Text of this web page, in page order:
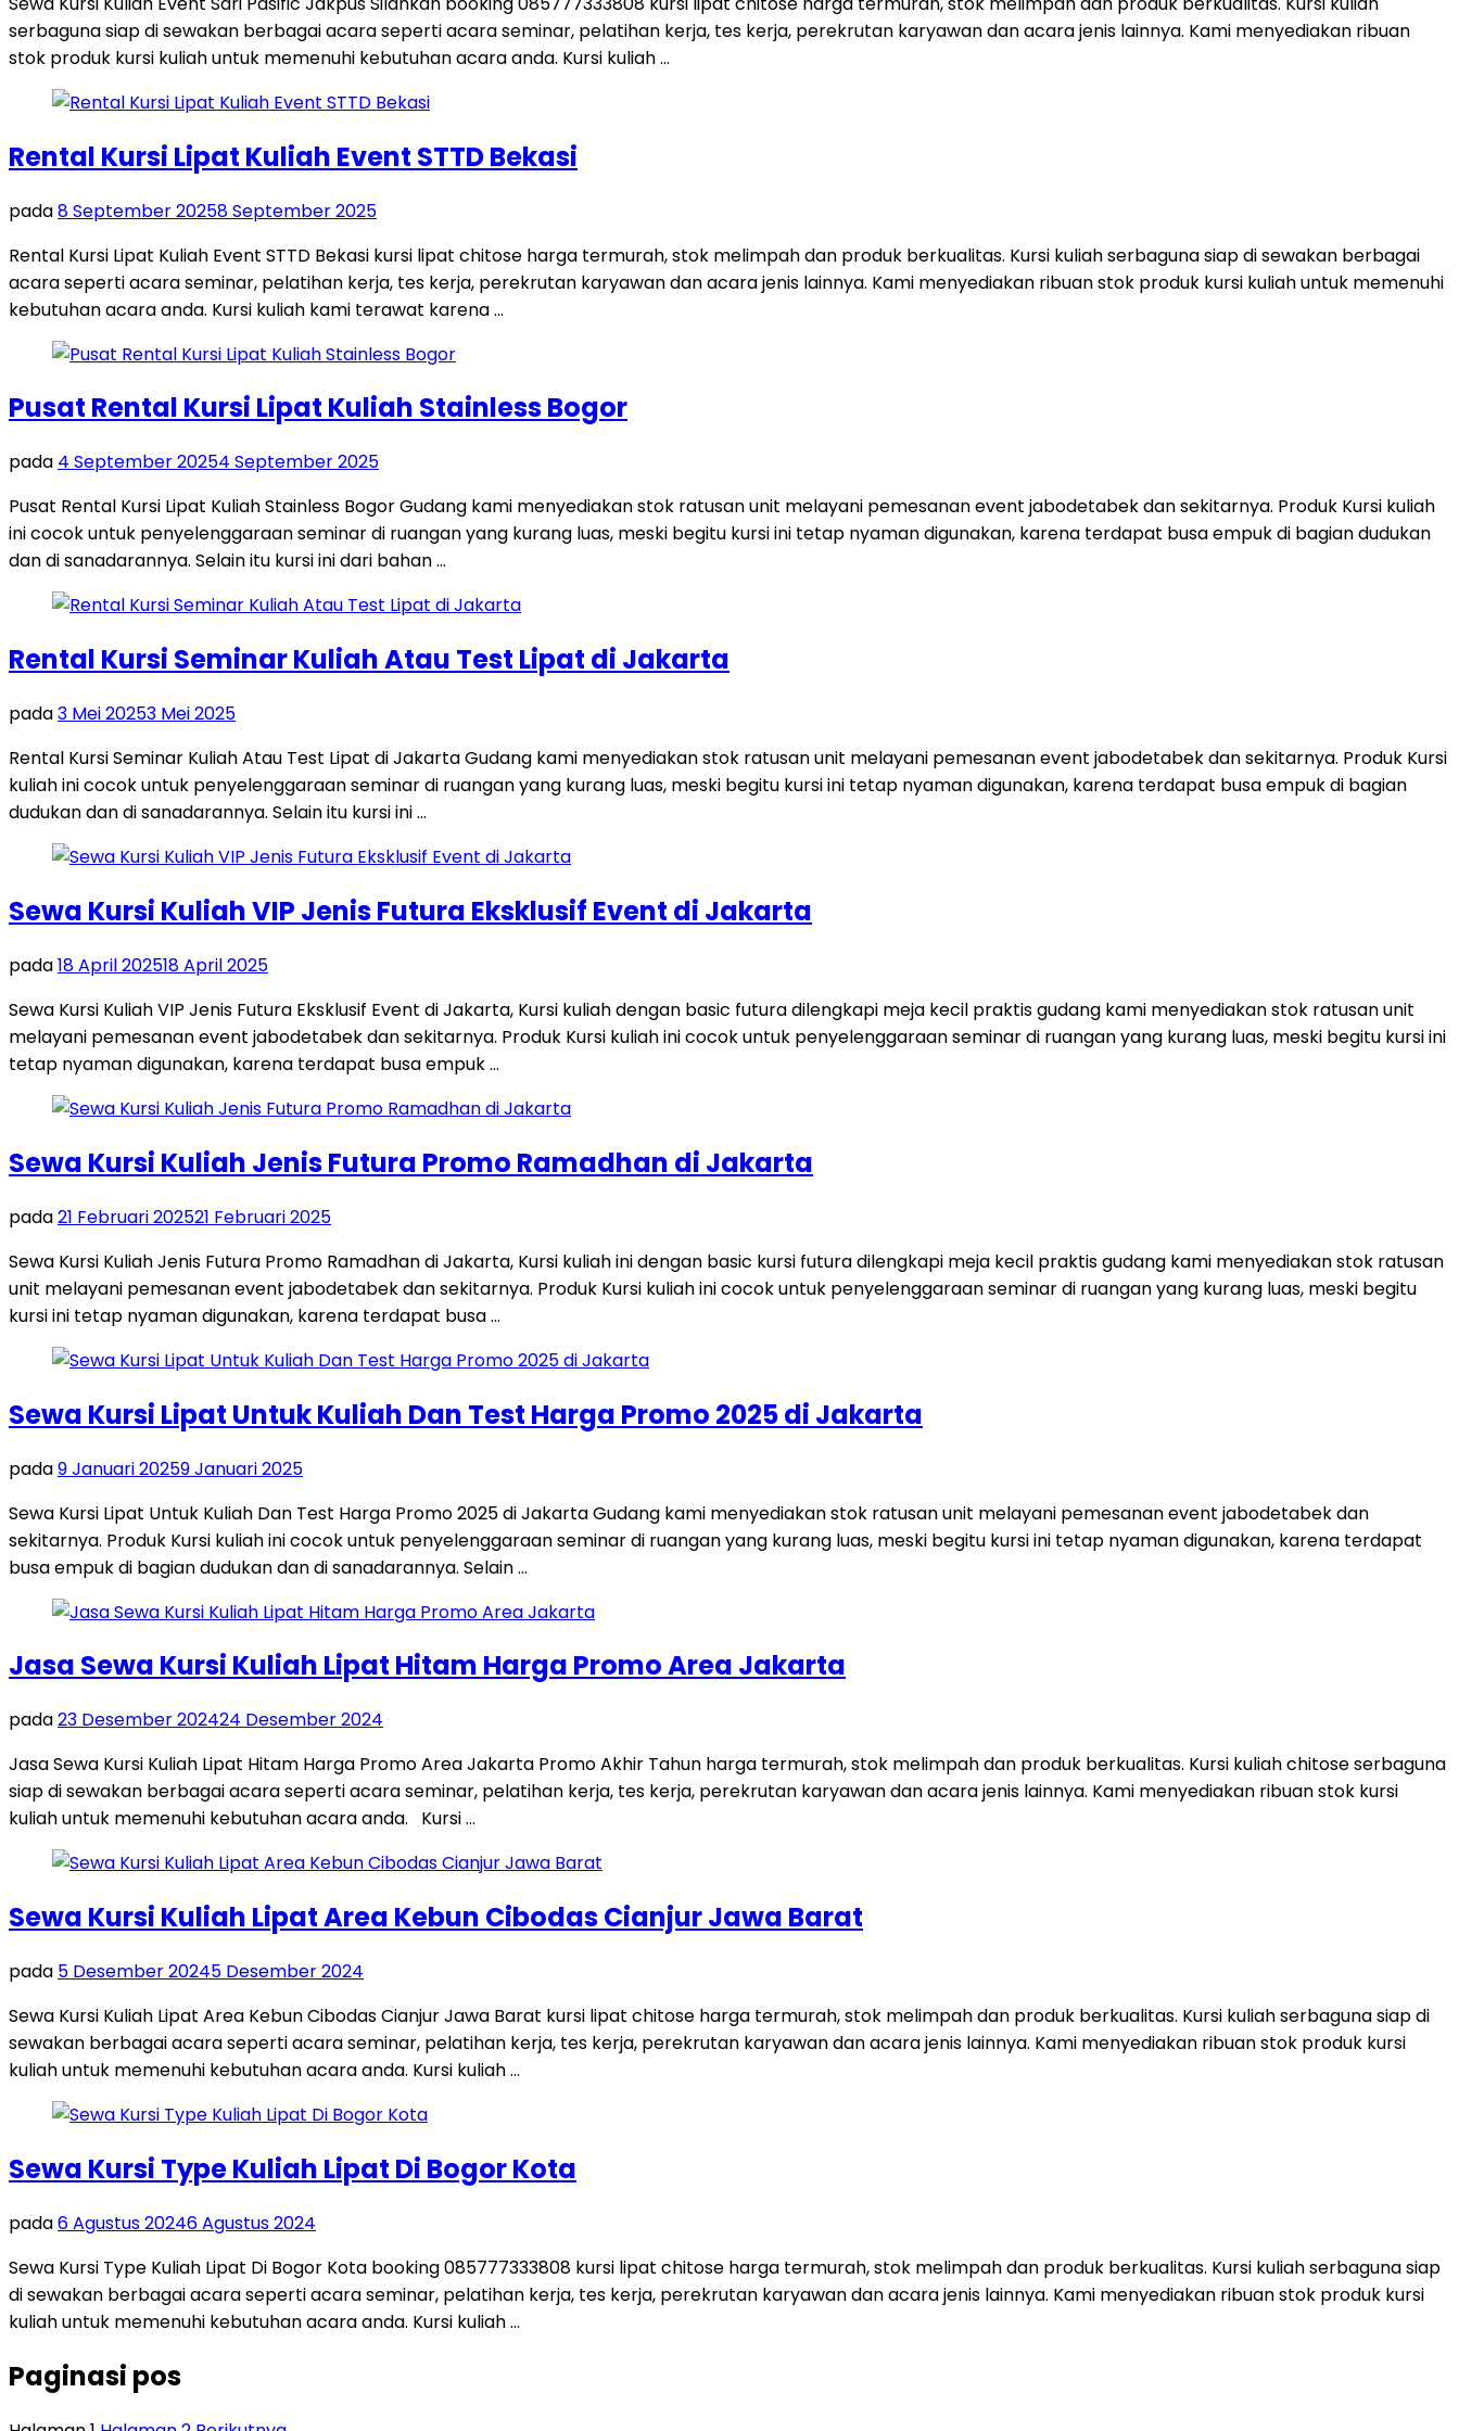
serbaguna siap di sewakan berbagai acara seperti acara seminar, pelatihan kerja, tes kerja, perekrutan karyawan dan acara jenis lainnya. Kami menyediakan ribuan
stok produk kursi kuliah untuk memenuhi kebutuhan acara anda. Kursi kuliah …
Rental Kursi Lipat Kuliah Event STTD Bekasi
pada8 September 20258 September 2025
Rental Kursi Lipat Kuliah Event STTD Bekasi kursi lipat chitose harga termurah, stok melimpah dan produk berkualitas. Kursi kuliah serbaguna siap di sewakan berbagai
acara seperti acara seminar, pelatihan kerja, tes kerja, perekrutan karyawan dan acara jenis lainnya. Kami menyediakan ribuan stok produk kursi kuliah untuk memenuhi
kebutuhan acara anda. Kursi kuliah kami terawat karena …
Pusat Rental Kursi Lipat Kuliah Stainless Bogor
pada 4 September 20254 September 2025
Pusat Rental Kursi Lipat Kuliah Stainless Bogor Gudang kami menyediakan stok ratusan unit melayani pemesanan event jabodetabek dan sekitarnya. Produk Kursi kuliah
ini cocok untuk penyelenggaraan seminar di ruangan yang kurang luas, meski begitu kursi ini tetap nyaman digunakan, karena terdapat busa empuk di bagian dudukan
dan di sanadarannya. Selain itu kursi ini dari bahan …
Rental Kursi Seminar Kuliah Atau Test Lipat di Jakarta
pada3 Mei 20253 Mei 2025
Rental Kursi Seminar Kuliah Atau Test Lipat di Jakarta Gudang kami menyediakan stok ratusan unit melayani pemesanan event jabodetabek dan sekitarnya. Produk Kursi
kuliah ini cocok untuk penyelenggaraan seminar di ruangan yang kurang luas, meski begitu kursi ini tetap nyaman digunakan, karena terdapat busa empuk di bagian
dudukan dan di sanadarannya. Selain itu kursi ini …
Sewa Kursi Kuliah VIP Jenis Futura Eksklusif Event di Jakarta
pada18 April 202518 April 2025
Sewa Kursi Kuliah VIP Jenis Futura Eksklusif Event di Jakarta, Kursi kuliah dengan basic futura dilengkapi meja kecil praktis gudang kami menyediakan stok ratusan unit
melayani pemesanan event jabodetabek dan sekitarnya. Produk Kursi kuliah ini cocok untuk penyelenggaraan seminar di ruangan yang kurang luas, meski begitu kursi ini
tetap nyaman digunakan, karena terdapat busa empuk …
Sewa Kursi Kuliah Jenis Futura Promo Ramadhan di Jakarta
pada21 Februari 202521 Februari 2025
Sewa Kursi Kuliah Jenis Futura Promo Ramadhan di Jakarta, Kursi kuliah ini dengan basic kursi futura dilengkapi meja kecil praktis gudang kami menyediakan stok ratusan
unit melayani pemesanan event jabodetabek dan sekitarnya. Produk Kursi kuliah ini cocok untuk penyelenggaraan seminar di ruangan yang kurang luas, meski begitu
kursi ini tetap nyaman digunakan, karena terdapat busa …
Sewa Kursi Lipat Untuk Kuliah Dan Test Harga Promo 2025 di Jakarta
pada9 Januari 20259 Januari 2025
Sewa Kursi Lipat Untuk Kuliah Dan Test Harga Promo 2025 di Jakarta Gudang kami menyediakan stok ratusan unit melayani pemesanan event jabodetabek dan
sekitarnya. Produk Kursi kuliah ini cocok untuk penyelenggaraan seminar di ruangan yang kurang luas, meski begitu kursi ini tetap nyaman digunakan, karena terdapat
busa empuk di bagian dudukan dan di sanadarannya. Selain …
Jasa Sewa Kursi Kuliah Lipat Hitam Harga Promo Area Jakarta
pada23 Desember 202424 Desember 2024
Jasa Sewa Kursi Kuliah Lipat Hitam Harga Promo Area Jakarta Promo Akhir Tahun harga termurah, stok melimpah dan produk berkualitas. Kursi kuliah chitose serbaguna
siap di sewakan berbagai acara seperti acara seminar, pelatihan kerja, tes kerja, perekrutan karyawan dan acara jenis lainnya. Kami menyediakan ribuan stok kursi
kuliah untuk memenuhi kebutuhan acara anda. Kursi …
Sewa Kursi Kuliah Lipat Area Kebun Cibodas Cianjur Jawa Barat
pada 5 Desember 20245 Desember 2024
Sewa Kursi Kuliah Lipat Area Kebun Cibodas Cianjur Jawa Barat kursi lipat chitose harga termurah, stok melimpah dan produk berkualitas. Kursi kuliah serbaguna siap di
sewakan berbagai acara seperti acara seminar, pelatihan kerja, tes kerja, perekrutan karyawan dan acara jenis lainnya. Kami menyediakan ribuan stok produk kursi
kuliah untuk memenuhi kebutuhan acara anda. Kursi kuliah …
Sewa Kursi Type Kuliah Lipat Di Bogor Kota
pada6 Agustus 20246 Agustus 2024
Sewa Kursi Type Kuliah Lipat Di Bogor Kota booking 085777333808 kursi lipat chitose harga termurah, stok melimpah dan produk berkualitas. Kursi kuliah serbaguna siap
di sewakan berbagai acara seperti acara seminar, pelatihan kerja, tes kerja, perekrutan karyawan dan acara jenis lainnya. Kami menyediakan ribuan stok produk kursi
kuliah untuk memenuhi kebutuhan acara anda. Kursi kuliah …
Paginasi pos